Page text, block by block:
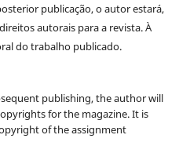
publicação, o autor estará,
autorais para a revista. À
do trabalho publicado.
publishing, the author will
for the magazine. It is
of the assignment